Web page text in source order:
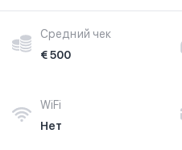
Средний чек
€ 500
WiFi
Нет